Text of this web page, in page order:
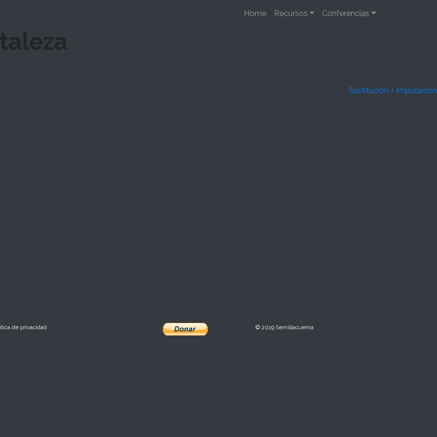
Home Recursos Conferencias
Sustitución + Imputación
de privacidad © 2019 Semillacuerna